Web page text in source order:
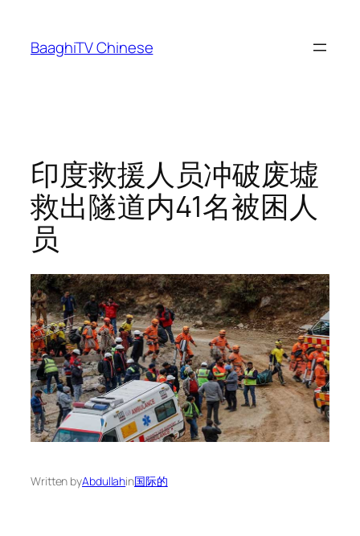
content
BaaghiTV Chinese
印度救援人员冲破废墟
救出隧道内41名被困人
员
Written byAbdullahin国际的